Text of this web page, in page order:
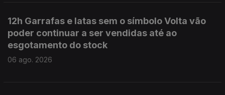
12h Garrafas e latas sem o símbolo Volta vão
poder continuar a ser vendidas até ao
esgotamento do stock
06 ago. 2026